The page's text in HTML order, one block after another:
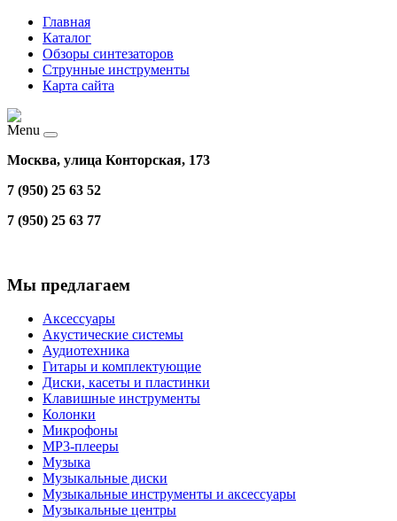
Главная
Каталог
Обзоры синтезаторов
Струнные инструменты
Карта сайта
Menu
Москва, улица Конторская, 173
7 (950) 25 63 52
7 (950) 25 63 77
Мы предлагаем
Аксессуары
Акустические системы
Аудиотехника
Гитары и комплектующие
Диски, касеты и пластинки
Клавишные инструменты
Колонки
Микрофоны
МР3-плееры
Музыка
Музыкальные диски
Музыкальные инструменты и аксессуары
Музыкальные центры